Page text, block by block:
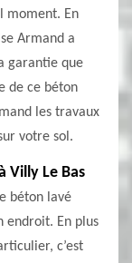
moment. En
Armand a
garantie que
de ce béton
les travaux
votre sol.
Villy Le Bas
béton lavé
endroit. En plus
c’est